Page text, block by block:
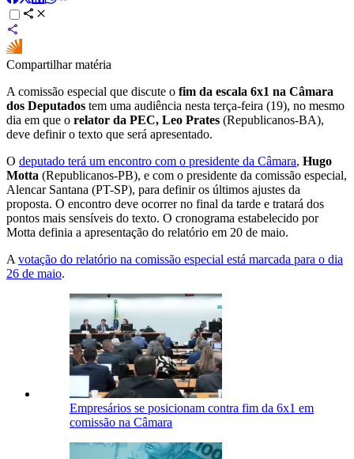
Compartilhar matéria
A comissão especial que discute o fim da escala 6x1 na Câmara
dos Deputados tem uma audiência nesta terça-feira (19), no mesmo
dia em que o relator da PEC, Leo Prates (Republicanos-BA),
deve definir o texto que será apresentado.
O deputado terá um encontro com o presidente da Câmara, Hugo
Motta (Republicanos-PB), e com o presidente da comissão especial,
Alencar Santana (PT-SP), para definir os últimos ajustes da
proposta. O encontro deve ocorrer no final da tarde e tratará dos
pontos mais sensíveis do texto. O cronograma estabelecido por
Motta definia a apresentação do relatório em 20 de maio.
A votação do relatório na comissão especial está marcada para o dia
26 de maio.
Empresários se posicionam contra fim da 6x1 em
comissão na Câmara